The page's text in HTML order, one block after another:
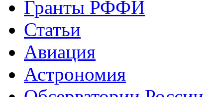
Гранты РФФИ
Статьи
Авиация
Астрономия